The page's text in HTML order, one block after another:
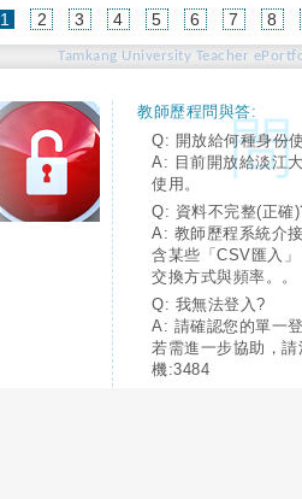
1 (current)
2 3 4 5 6 7 8
Tamkang University Teacher
教師歷程問與答:
Q: 開放給何種身份
A: 目前開放給淡江
使用。
Q: 資料不完整(正確
A: 教師歷程系統介
含某些「CSV匯入
交換方式與頻率。。
Q: 我無法登入?
A: 請確認您的單一
若需進一步協助，
機:3484